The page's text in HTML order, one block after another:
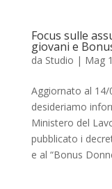
Focus sulle
giovani e
da Studio | Mag
Aggiornato al
desideriamo
Ministero del
pubblicato i
e al “Bonus